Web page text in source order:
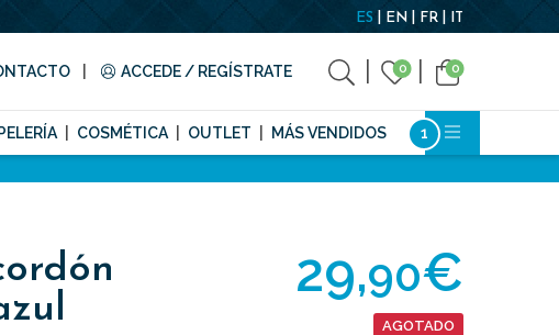
ES EN FR IT
ACCEDE / REGÍSTRATE 0 0
COSMÉTICA OUTLET MÁS VENDIDOS
29,90€
AGOTADO